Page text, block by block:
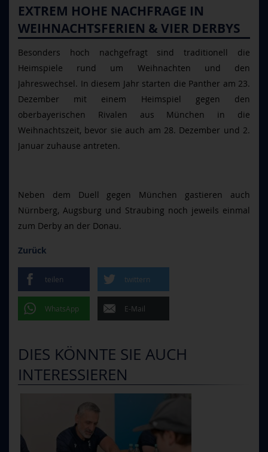
EXTREM HOHE NACHFRAGE IN
WEIHNACHTSFERIEN & VIER DERBYS
Besonders hoch nachgefragt sind traditionell die
Heimspiele rund um Weihnachten und den
Jahreswechsel. In diesem Jahr starten die Panther am 23.
Dezember mit einem Heimspiel gegen den
oberbayerischen Rivalen aus München in die
Weihnachtszeit, bevor sie auch am 28. Dezember und 2.
Januar zuhause antreten.
Neben dem Duell gegen München gastieren auch
Nürnberg, Augsburg und Straubing noch jeweils einmal
zum Derby an der Donau.
Zurück
teilen twittern
WhatsApp E-Mail
DIES KÖNNTE SIE AUCH
INTERESSIEREN